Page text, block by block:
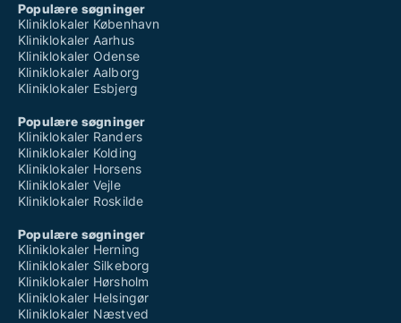
Populære søgninger
Kliniklokaler København
Kliniklokaler Aarhus
Kliniklokaler Odense
Kliniklokaler Aalborg
Kliniklokaler Esbjerg
Populære søgninger
Kliniklokaler Randers
Kliniklokaler Kolding
Kliniklokaler Horsens
Kliniklokaler Vejle
Kliniklokaler Roskilde
Populære søgninger
Kliniklokaler Herning
Kliniklokaler Silkeborg
Kliniklokaler Hørsholm
Kliniklokaler Helsingør
Kliniklokaler Næstved